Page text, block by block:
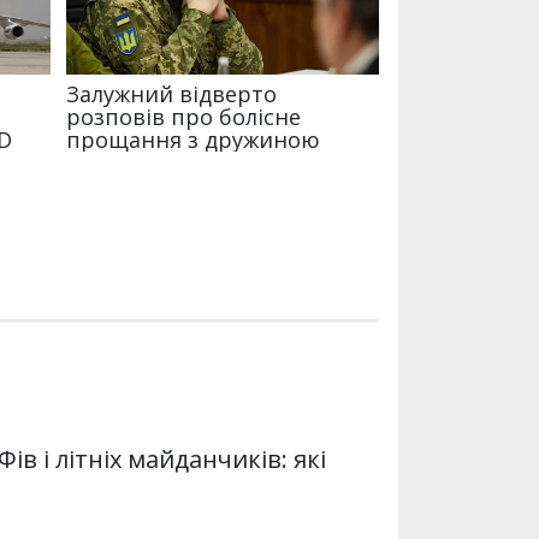
і літніх майданчиків: які